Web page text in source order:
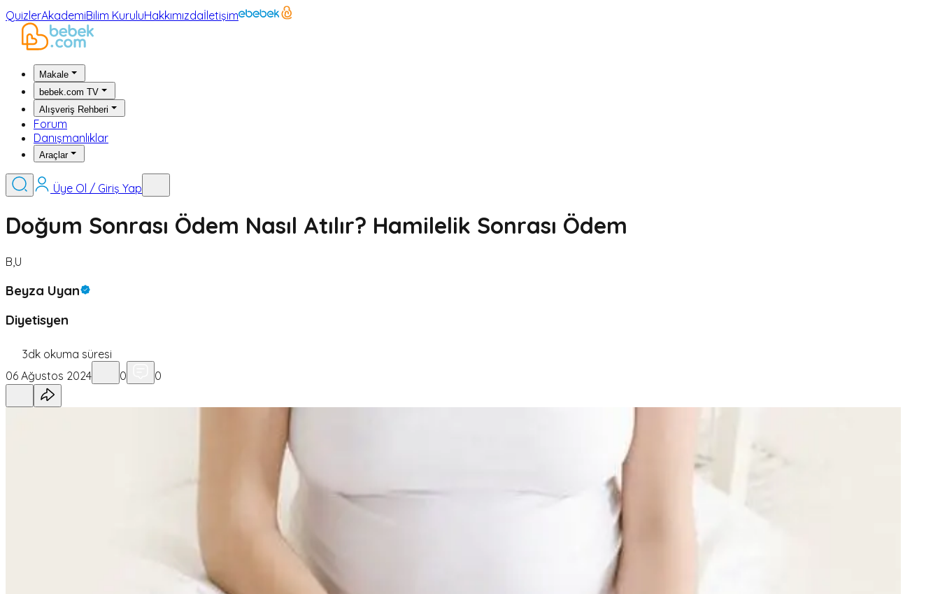
QuizlerAkademiBilim KuruluHakkımızdaİletişim
Makale
bebek.com TV
Alışveriş Rehberi
Forum
Danışmanlıklar
Araçlar
Üye Ol / Giriş Yap
Doğum Sonrası Ödem Nasıl Atılır? Hamilelik Sonrası Ödem
B,U
Beyza Uyan
Diyetisyen
3dk okuma süresi
06 Ağustos 2024
0 0